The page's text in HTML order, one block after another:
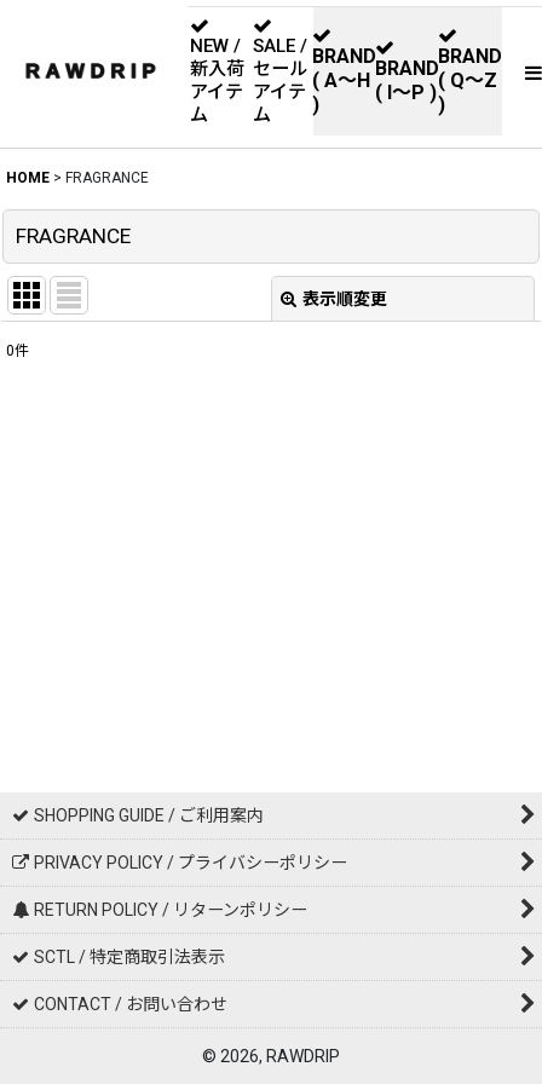
NEW /
新入荷
アイテ
ム
SALE /
セール
アイテ
ム
BRAND
( A〜H
)
BRAND
( I〜P )
BRAND
( Q〜Z
)
HOME > FRAGRANCE
FRAGRANCE
表示順変更
0件
SHOPPING GUIDE / ご利用案内
PRIVACY POLICY / プライバシーポリシー
RETURN POLICY / リターンポリシー
SCTL / 特定商取引法表示
CONTACT / お問い合わせ
© 2026, RAWDRIP